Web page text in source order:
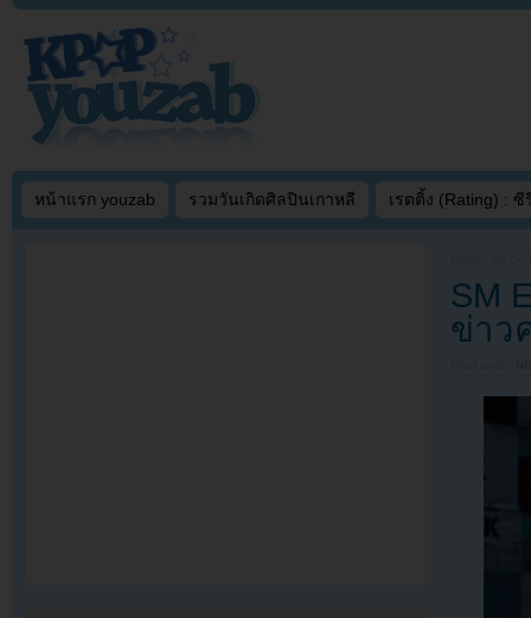
หน้าแรก youzab รวมวันเกิดศิลปินเกาหลี เรตติ้ง (Rating) : ซี
SM
ข่าว